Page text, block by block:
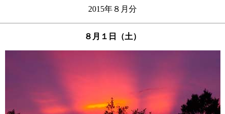
2015年８月分
８月１日（土）